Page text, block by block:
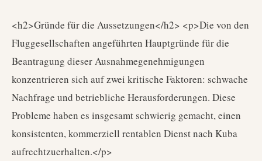
<h2>Gründe für die Aussetzungen</h2> <p>Die von den
Fluggesellschaften angeführten Hauptgründe für die
Beantragung dieser Ausnahmegenehmigungen
konzentrieren sich auf zwei kritische Faktoren: schwache
Nachfrage und betriebliche Herausforderungen. Diese
Probleme haben es insgesamt schwierig gemacht, einen
konsistenten, kommerziell rentablen Dienst nach Kuba
aufrechtzuerhalten.</p>